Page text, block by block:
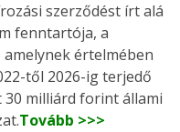
szerződést írt alá
fenntartója, a
értelmében
től 2026-ig terjedő
milliárd forint állami
Tovább >>>